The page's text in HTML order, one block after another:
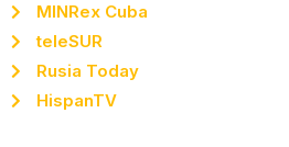
MINRex Cuba
teleSUR
Rusia Today
HispanTV